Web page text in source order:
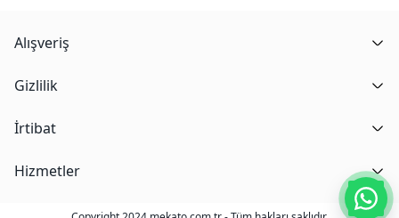
Alışveriş
Gizlilik
İrtibat
Hizmetler